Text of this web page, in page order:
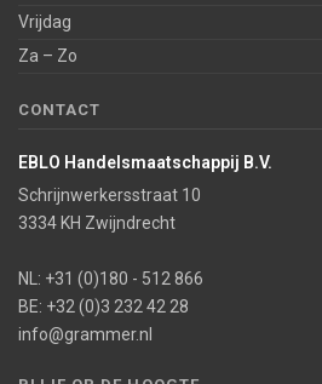
Vrijdag
Za – Zo
CONTACT
EBLO Handelsmaatschappij B.V.
Schrijnwerkersstraat 10
3334 KH Zwijndrecht
NL: +31 (0)180 - 512 866
BE: +32 (0)3 232 42 28
info@grammer.nl